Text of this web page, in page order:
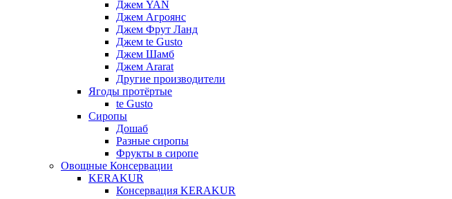
Джем YAN
Джем Агроянс
Джем Фрут Ланд
Джем te Gusto
Джем Шамб
Джем Ararat
Другие производители
Ягоды протёртые
te Gusto
Сиропы
Дошаб
Разные сиропы
Фрукты в сиропе
Овощные Консервации
KERAKUR
Консервация KERAKUR